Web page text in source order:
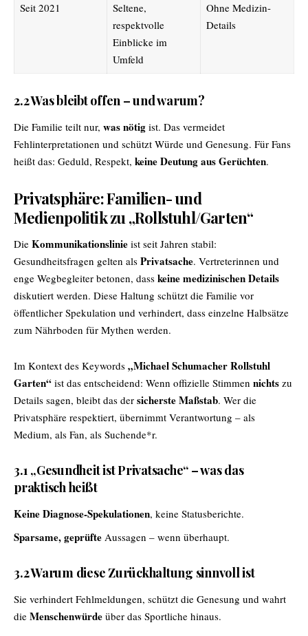
Seit 2021
Seltene,
respektvolle
Einblicke im
Umfeld
Ohne Medizin-
Details
2.2 Was bleibt offen – und warum?
Die Familie teilt nur, was nötig ist. Das vermeidet
Fehlinterpretationen und schützt Würde und Genesung. Für Fans
heißt das: Geduld, Respekt, keine Deutung aus Gerüchten.
Privatsphäre: Familien- und
Medienpolitik zu „Rollstuhl/Garten“
Die Kommunikationslinie ist seit Jahren stabil:
Gesundheitsfragen gelten als Privatsache. Vertreterinnen und
enge Wegbegleiter betonen, dass keine medizinischen Details
diskutiert werden. Diese Haltung schützt die Familie vor
öffentlicher Spekulation und verhindert, dass einzelne Halbsätze
zum Nährboden für Mythen werden.
Im Kontext des Keywords „Michael Schumacher Rollstuhl
Garten“ ist das entscheidend: Wenn offizielle Stimmen nichts zu
Details sagen, bleibt das der sicherste Maßstab. Wer die
Privatsphäre respektiert, übernimmt Verantwortung – als
Medium, als Fan, als Suchende*r.
3.1 „Gesundheit ist Privatsache“ – was das
praktisch heißt
Keine Diagnose-Spekulationen, keine Statusberichte.
Sparsame, geprüfte Aussagen – wenn überhaupt.
3.2 Warum diese Zurückhaltung sinnvoll ist
Sie verhindert Fehlmeldungen, schützt die Genesung und wahrt
die Menschenwürde über das Sportliche hinaus.